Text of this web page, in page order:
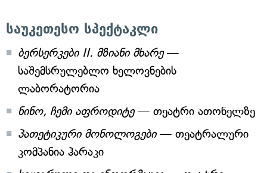
საუკეთესო სპექტაკლი
ბერსერკები II. მზიანი მხარე—
საშემსრულებლო ხელოვნების
ლაბორატორია
ნინო, ჩემი აფროდიტე— თეატრი ათონელზე
პათეტიკური მონოლოგები— თეატრალური
კომპანია ჰარაკი